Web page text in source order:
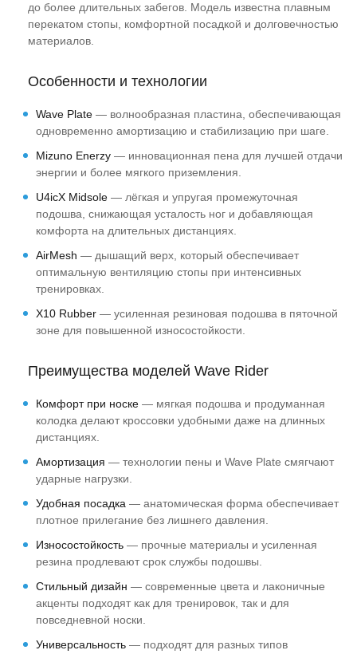
до более длительных забегов. Модель известна плавным
перекатом стопы, комфортной посадкой и долговечностью
материалов.
Особенности и технологии
Wave Plate — волнообразная пластина, обеспечивающая
одновременно амортизацию и стабилизацию при шаге.
Mizuno Enerzy — инновационная пена для лучшей отдачи
энергии и более мягкого приземления.
U4icX Midsole — лёгкая и упругая промежуточная
подошва, снижающая усталость ног и добавляющая
комфорта на длительных дистанциях.
AirMesh — дышащий верх, который обеспечивает
оптимальную вентиляцию стопы при интенсивных
тренировках.
X10 Rubber — усиленная резиновая подошва в пяточной
зоне для повышенной износостойкости.
Преимущества моделей Wave Rider
Комфорт при носке — мягкая подошва и продуманная
колодка делают кроссовки удобными даже на длинных
дистанциях.
Амортизация — технологии пены и Wave Plate смягчают
ударные нагрузки.
Удобная посадка — анатомическая форма обеспечивает
плотное прилегание без лишнего давления.
Износостойкость — прочные материалы и усиленная
резина продлевают срок службы подошвы.
Стильный дизайн — современные цвета и лаконичные
акценты подходят как для тренировок, так и для
повседневной носки.
Универсальность — подходят для разных типов